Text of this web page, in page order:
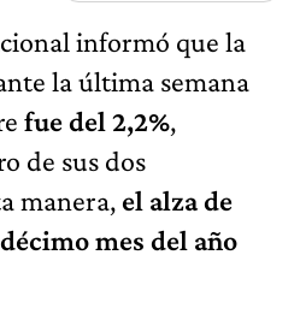
informó que la
la última semana
fue del 2,2%,
de sus dos
manera, el alza de
mes del año